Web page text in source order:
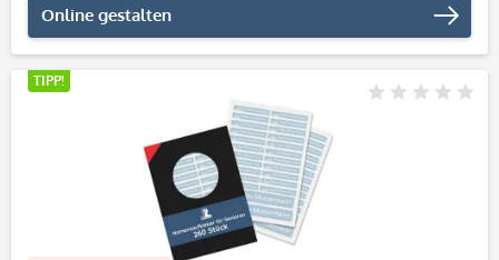
Online gestalten
TIPP!